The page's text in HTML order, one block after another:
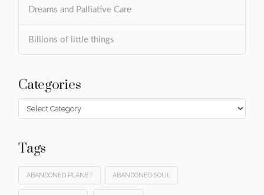
Dreams and Palliative Care
Billions of little things
Categories
Categories
Tags
ABANDONED PLANET ABANDONED SOUL